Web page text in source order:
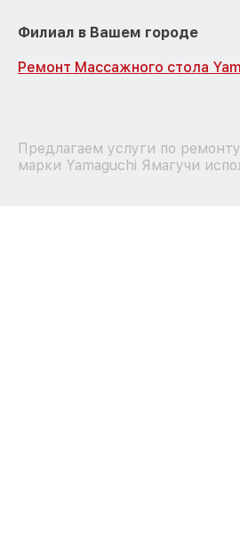
Филиал в Вашем городе
Ремонт Массажного стола
Предлагаем услуги по
марки Yamaguchi Ямагучи